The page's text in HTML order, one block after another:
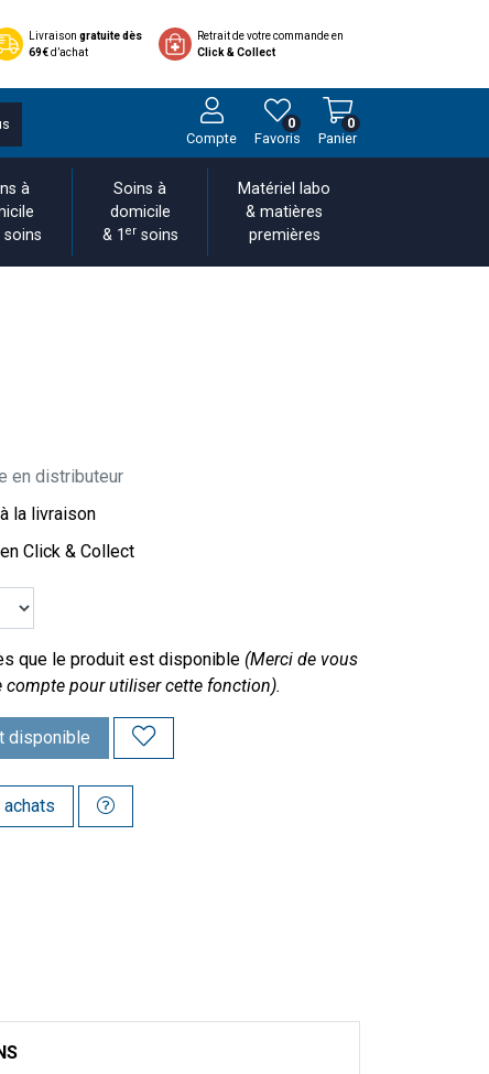
Livraisongratuite dès
69€d’achat
Retrait de votre commande en
Click & Collect
Compte Favoris
0
Panier
0
à
soins
Soins à
domicile
& 1 ersoins
Matériel labo
& matières
premières
en distributeur
la livraison
Click & Collect
que le produit est disponible (Merci de vous
compte pour utiliser cette fonction).
disponible